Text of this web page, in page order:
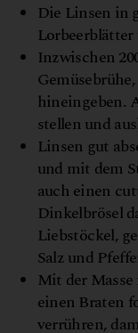
Die Linsen in
Inzwischen
hineingeben.
stellen und
Linsen gut
und mit dem
auch einen
Dinkelbrösel
Liebstöckel,
Salz und
Mit der
einen Braten
verrühren,